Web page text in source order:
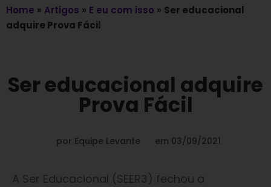
Home » Artigos » E eu com isso » Ser educacional
adquire Prova Fácil
Ser educacional adquire
Prova Fácil
por Equipe Levante em 03/09/2021
A Ser Educacional (SEER3) fechou a